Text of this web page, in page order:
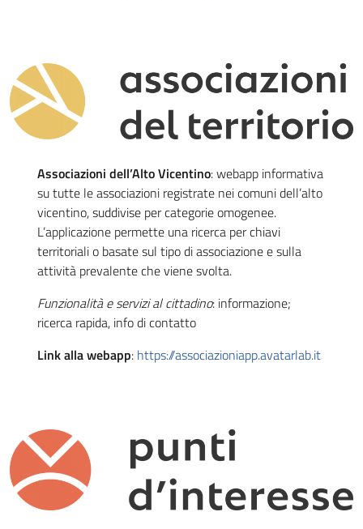
Associazioni dell’Alto Vicentino: webapp informativa
su tutte le associazioni registrate nei comuni dell’alto
vicentino, suddivise per categorie omogenee.
L’applicazione permette una ricerca per chiavi
territoriali o basate sul tipo di associazione e sulla
attività prevalente che viene svolta.
Funzionalità e servizi al cittadino: informazione;
ricerca rapida, info di contatto
Link alla webapp: https://associazioniapp.avatarlab.it